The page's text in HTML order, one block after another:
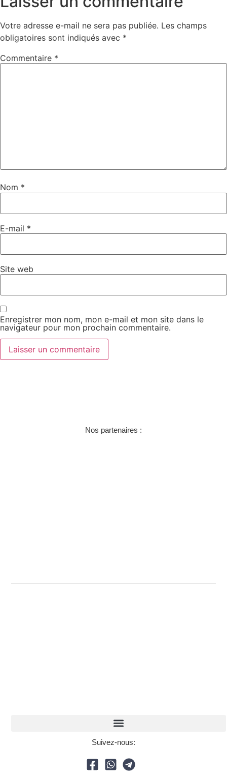
Votre adresse e-mail ne sera pas publiée. Les champs
obligatoires sont indiqués avec *
Commentaire *
Nom *
E-mail *
Site web
Enregistrer mon nom, mon e-mail et mon site dans le
navigateur pour mon prochain commentaire.
Nos partenaires :
Suivez-nous: